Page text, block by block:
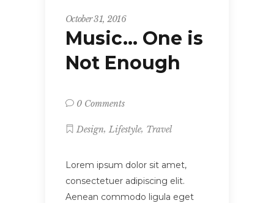
October 31, 2016
Music… One is
Not Enough
0 Comments
Design, Lifestyle, Travel
Lorem ipsum dolor sit amet,
consectetuer adipiscing elit.
Aenean commodo ligula eget